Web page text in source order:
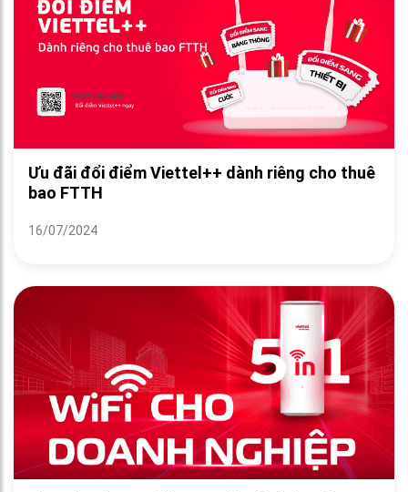
Ưu đãi đổi điểm Viettel++ dành riêng cho thuê
bao FTTH
16/07/2024